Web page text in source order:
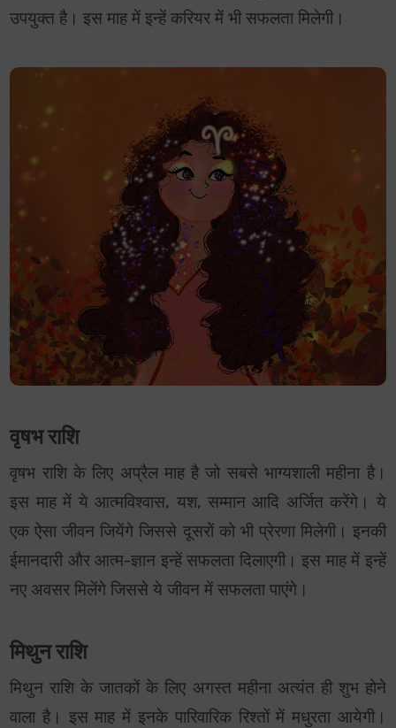
उपयुक्त है। इस माह में इन्हें करियर में भी सफलता मिलेगी।
वृषभ राशि
वृषभ राशि के लिए अप्रैल माह है जो सबसे भाग्यशाली महीना है।
इस माह में ये आत्मविश्वास, यश, सम्मान आदि अर्जित करेंगे। ये
एक ऐसा जीवन जियेंगे जिससे दूसरों को भी प्रेरणा मिलेगी। इनकी
ईमानदारी और आत्म-ज्ञान इन्हें सफलता दिलाएगी। इस माह में इन्हें
नए अवसर मिलेंगे जिससे ये जीवन में सफलता पाएंगे।
मिथुन राशि
मिथुन राशि के जातकों के लिए अगस्त महीना अत्यंत ही शुभ होने
वाला है। इस माह में इनके पारिवारिक रिश्तों में मधुरता आयेगी।